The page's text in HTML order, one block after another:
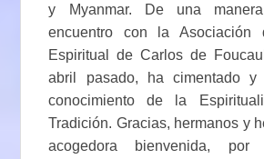
y Myanmar. De una
encuentro con la Asociación
Espiritual de Carlos de
abril pasado, ha cimentado y
conocimiento de la
Tradición. Gracias, hermanos y
acogedora bienvenida, por